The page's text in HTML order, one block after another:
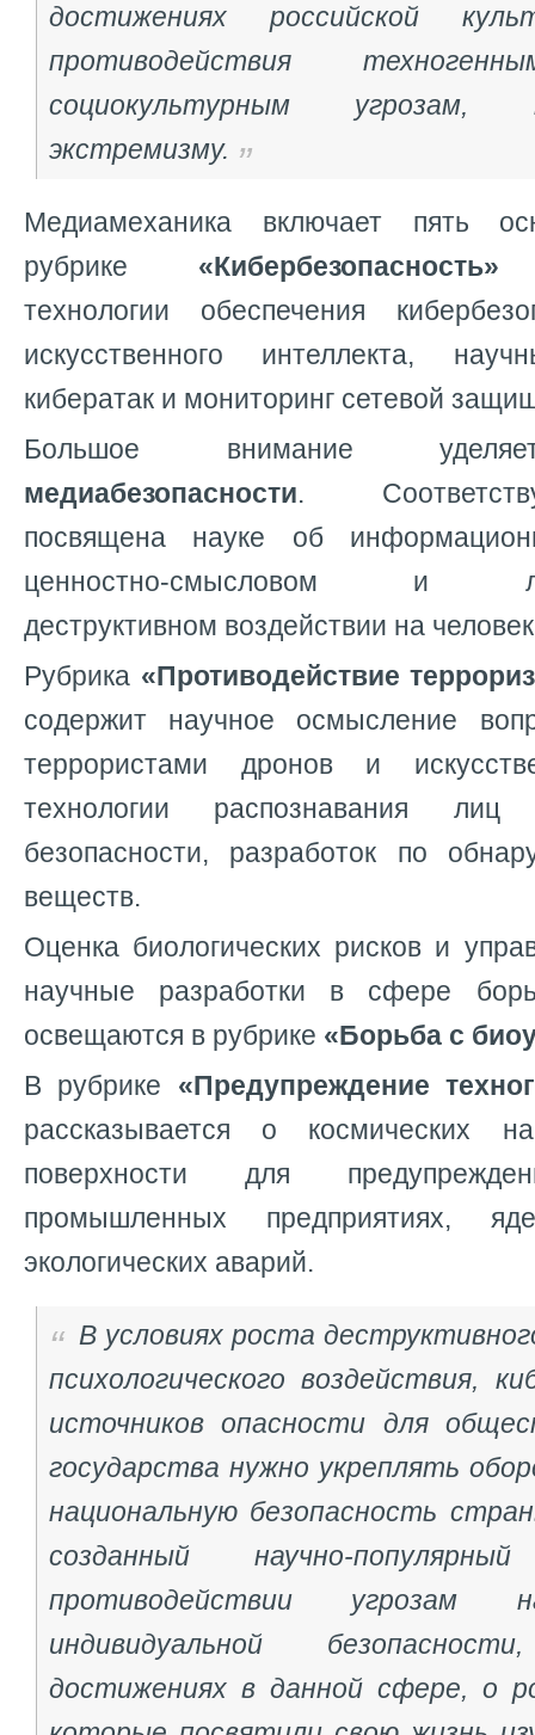
достижениях российской
противодействия
социокультурным
экстремизму.
Медиамеханика включает пять
рубрике «Кибербезопасность»
технологии обеспечения
искусственного интеллекта,
кибератак и мониторинг сетевой
Большое внимание
медиабезопасности.
посвящена науке об
ценностно-смысловом и
деструктивном воздействии на
Рубрика «Противодействие
содержит научное осмысление
террористами дронов и
технологии распознавания лиц
безопасности, разработок по
веществ.
Оценка биологических рисков и
научные разработки в сфере
освещаются в рубрике «Борьба с
В рубрике «Предупреждение
рассказывается о космических
поверхности для
промышленных предприятиях,
экологических аварий.
В условиях роста
психологического воздействия,
источников опасности для
государства нужно укреплять
национальную безопасность
созданный научно-
противодействии угрозам
индивидуальной
достижениях в данной сфере, о